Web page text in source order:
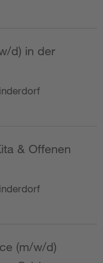
d) in der
& Offenen
(m/w/d)